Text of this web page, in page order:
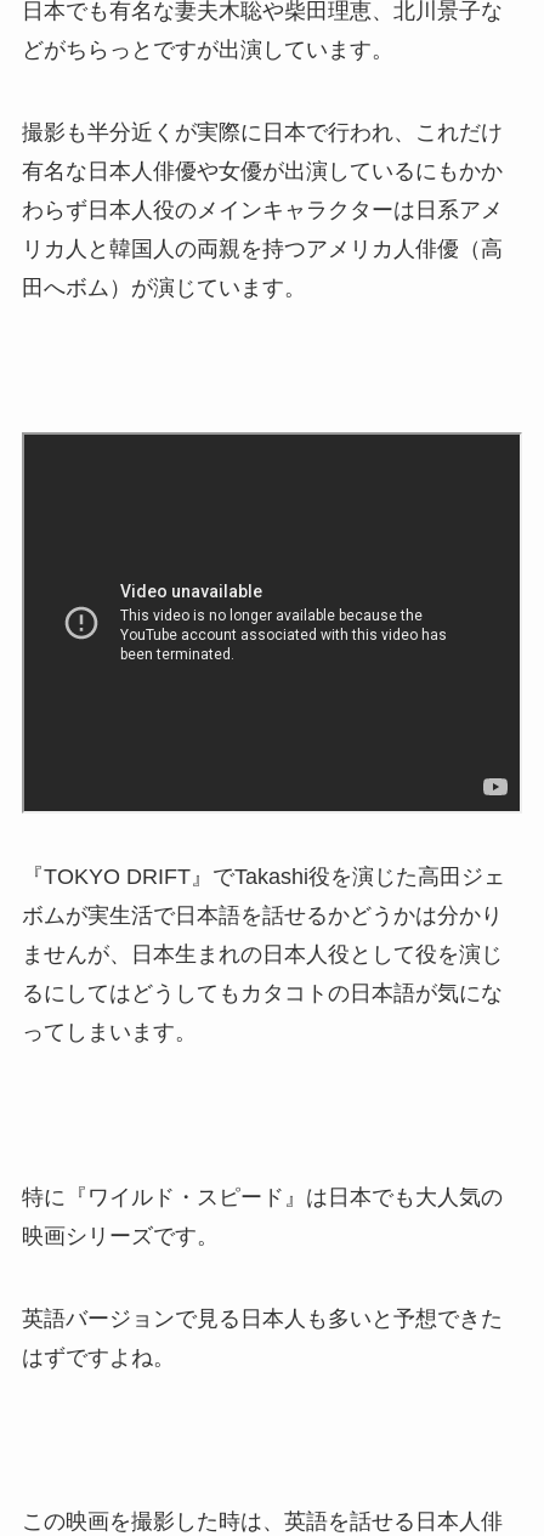
日本でも有名な妻夫木聡や柴田理恵、北川景子な
どがちらっとですが出演しています。
撮影も半分近くが実際に日本で行われ、これだけ
有名な日本人俳優や女優が出演しているにもかか
わらず日本人役のメインキャラクターは日系アメ
リカ人と韓国人の両親を持つアメリカ人俳優（高
田へボム）が演じています。
『TOKYO DRIFT』でTakashi役を演じた高田ジェ
ボムが実生活で日本語を話せるかどうかは分かり
ませんが、日本生まれの日本人役として役を演じ
るにしてはどうしてもカタコトの日本語が気にな
ってしまいます。
特に『ワイルド・スピード』は日本でも大人気の
映画シリーズです。
英語バージョンで見る日本人も多いと予想できた
はずですよね。
この映画を撮影した時は、英語を話せる日本人俳